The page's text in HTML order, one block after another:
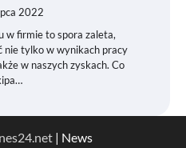
2022
w firmie to spora zaleta,
nie tylko w wynikach pracy
w naszych zyskach. Co
| News